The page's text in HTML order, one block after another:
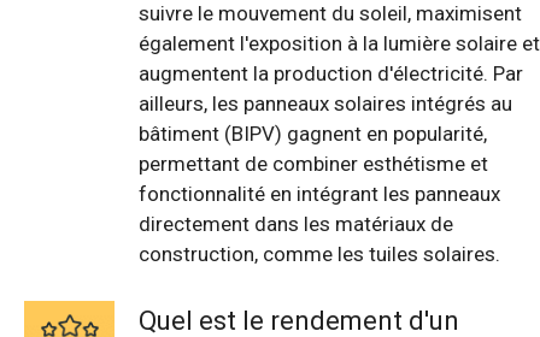
suivre le mouvement du soleil, maximisent
également l'exposition à la lumière solaire et
augmentent la production d'électricité. Par
ailleurs, les panneaux solaires intégrés au
bâtiment (BIPV) gagnent en popularité,
permettant de combiner esthétisme et
fonctionnalité en intégrant les panneaux
directement dans les matériaux de
construction, comme les tuiles solaires.
Quel est le rendement d'un